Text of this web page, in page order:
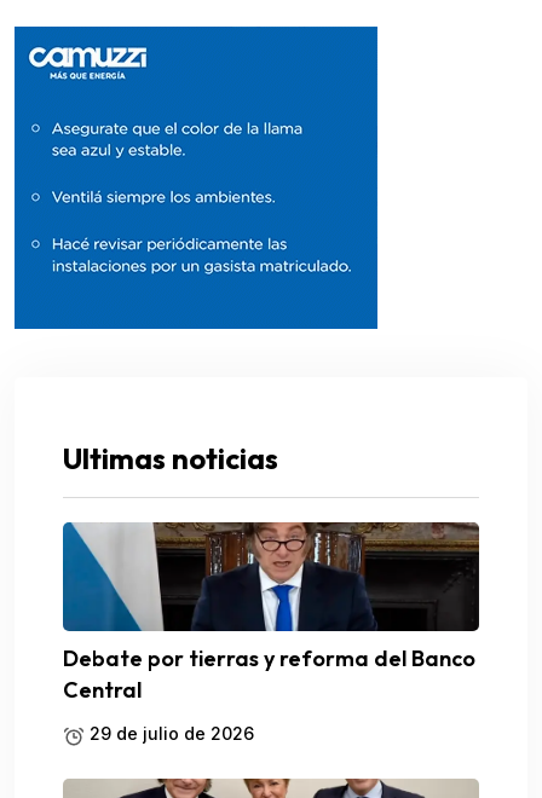
Ultimas noticias
Debate por tierras y reforma del Banco
Central
29 de julio de 2026